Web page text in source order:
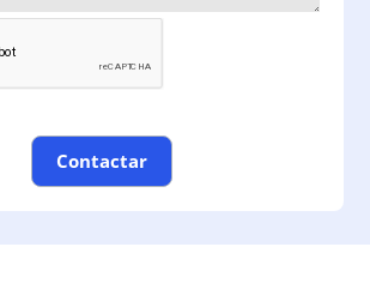
Contactar